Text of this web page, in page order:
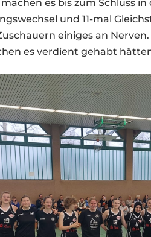
es bis zum Schluss
und 11-mal
einiges an
es verdient gehabt